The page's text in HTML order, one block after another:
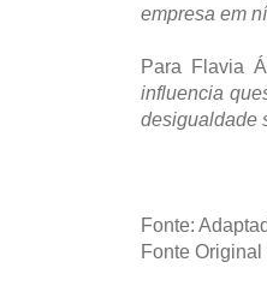
empresa em
Para Flavia
influencia
desigualdade
Fonte:
Fonte